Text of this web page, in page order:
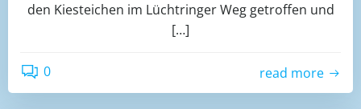
den Kiesteichen im Lüchtringer Weg getroffen und
[…]
0 read more